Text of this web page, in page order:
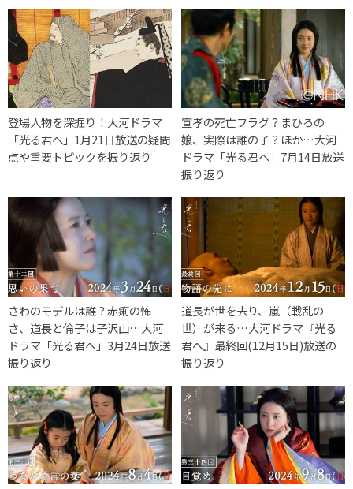
登場人物を深掘り！大河ドラマ
「光る君へ」1月21日放送の疑問
点や重要トピックを振り返り
宣孝の死亡フラグ？まひろの
娘、実際は誰の子？ほか…大河
ドラマ「光る君へ」7月14日放送
振り返り
さわのモデルは誰？赤痢の怖
さ、道長と倫子は子沢山…大河
ドラマ「光る君へ」3月24日放送
振り返り
道長が世を去り、嵐（戦乱の
世）が来る…大河ドラマ『光る
君へ』最終回(12月15日)放送の
振り返り